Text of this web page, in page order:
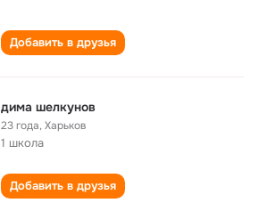
Добавить в друзья
дима шелкунов
23 года,Харьков
1 школа
Добавить в друзья